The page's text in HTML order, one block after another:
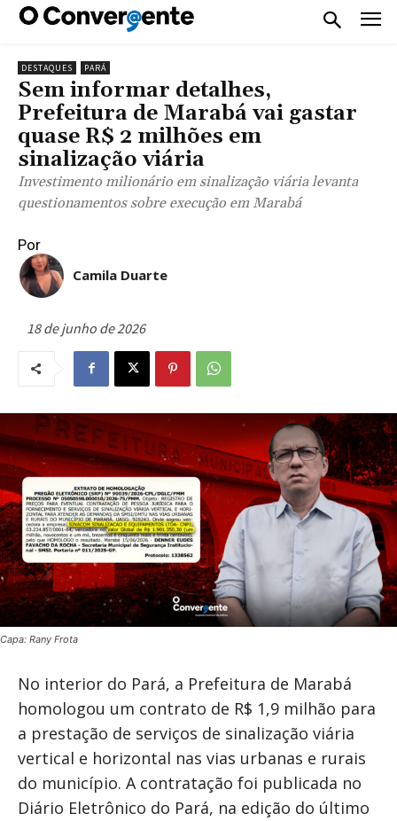
DESTAQUES PARÁ
Sem informar detalhes,
Prefeitura de Marabá vai gastar
quase R$ 2 milhões em
sinalização viária
Investimento milionário em sinalização viária levanta
questionamentos sobre execução em Marabá
Por
Camila Duarte
18 de junho de 2026
Capa: Rany Frota
No interior do Pará, a Prefeitura de Marabá
homologou um contrato de R$ 1,9 milhão para
a prestação de serviços de sinalização viária
vertical e horizontal nas vias urbanas e rurais
do município. A contratação foi publicada no
Diário Eletrônico do Pará, na edição do último